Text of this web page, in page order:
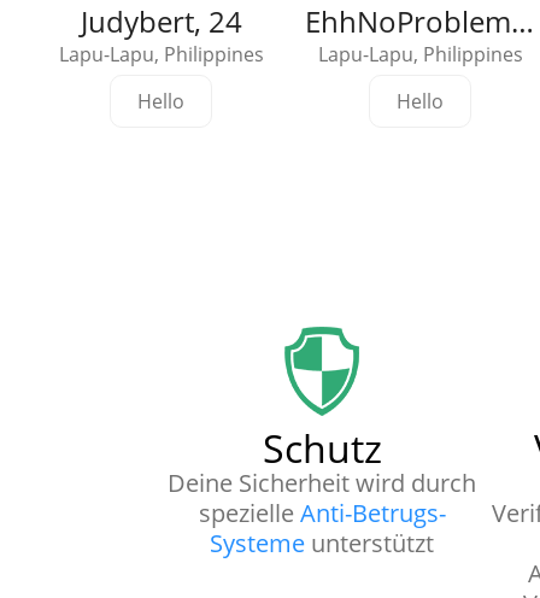
Judybert, 24
Lapu-Lapu, Philippines
Hello
EhhNoProblem, 33
Lapu-Lapu, Philippines
Hello
Schutz
Deine Sicherheit wird durch
spezielleAnti-Betrugs-
Systeme unterstützt